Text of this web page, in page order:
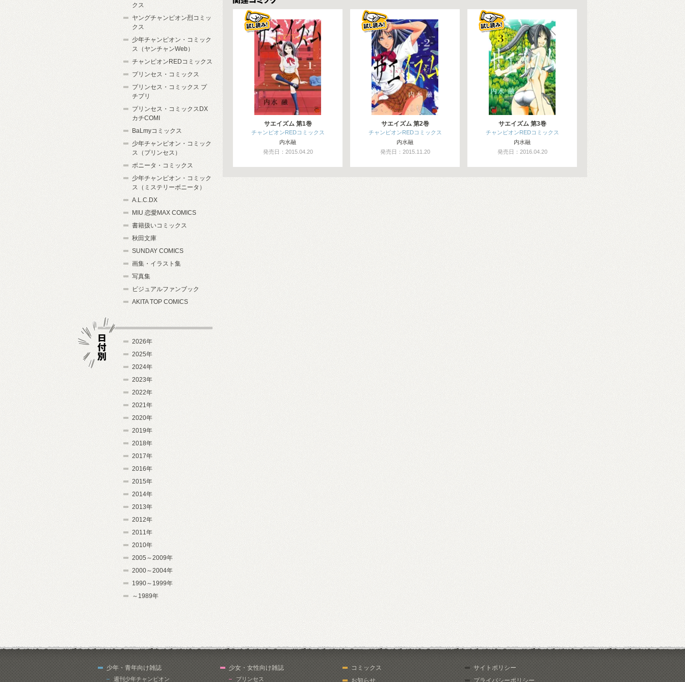
関連コミックス
サエイズム 第1巻
チャンピオンREDコミックス
内水融
発売日：2015.04.20
サエイズム 第2巻
チャンピオンREDコミックス
内水融
発売日：2015.11.20
サエイズム 第3巻
チャンピオンREDコミックス
内水融
発売日：2016.04.20
クス
ヤングチャンピオン烈コミッ
クス
少年チャンピオン・コミック
ス（ヤンチャンWeb）
チャンピオンREDコミックス
プリンセス・コミックス
プリンセス・コミックス プ
チプリ
プリンセス・コミックスDX
カチCOMI
BaLmyコミックス
少年チャンピオン・コミック
ス（プリンセス）
ボニータ・コミックス
少年チャンピオン・コミック
ス（ミステリーボニータ）
A.L.C.DX
MIU 恋愛MAX COMICS
書籍扱いコミックス
秋田文庫
SUNDAY COMICS
画集・イラスト集
写真集
ビジュアルファンブック
AKITA TOP COMICS
2026年
2025年
2024年
2023年
2022年
2021年
2020年
2019年
2018年
2017年
2016年
2015年
2014年
2013年
2012年
2011年
2010年
2005～2009年
2000～2004年
1990～1999年
～1989年
少年・青年向け雑誌
週刊少年チャンピオン
少女・女性向け雑誌
プリンセス
コミックス
お知らせ
サイトポリシー
プライバシーポリシー